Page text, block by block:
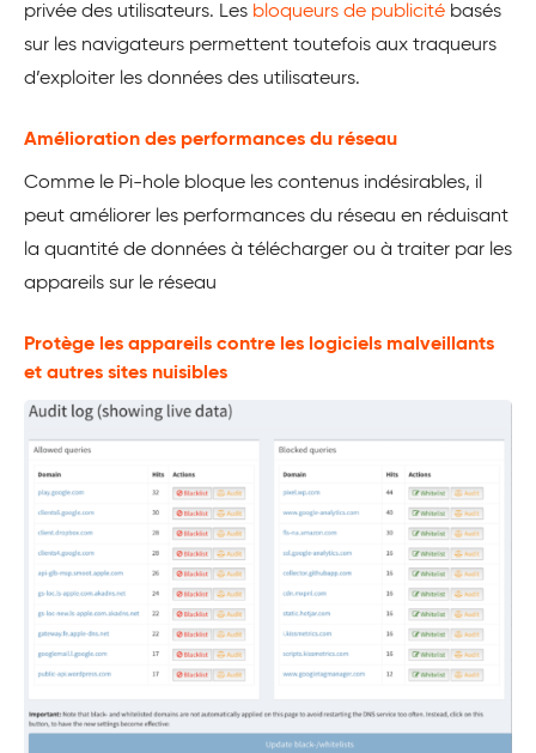
privée des utilisateurs. Les bloqueurs de publicité basés
sur les navigateurs permettent toutefois aux traqueurs
d’exploiter les données des utilisateurs.
Amélioration des performances du réseau
Comme le Pi-hole bloque les contenus indésirables, il
peut améliorer les performances du réseau en réduisant
la quantité de données à télécharger ou à traiter par les
appareils sur le réseau
Protège les appareils contre les logiciels malveillants
et autres sites nuisibles